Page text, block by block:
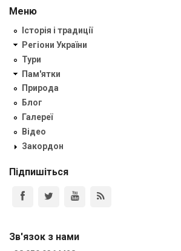
Меню
Історія і традиції
Регіони України
Тури
Пам'ятки
Природа
Блог
Галереї
Відео
Закордон
Підпишіться
Зв'язок з нами